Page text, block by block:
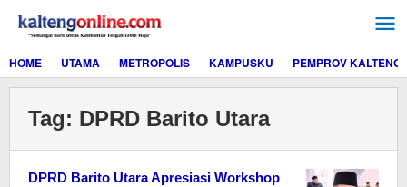
konten
HOME
UTAMA METROPOLIS KAMPUSKU PEMPROV KALTENG
Tag: DPRD Barito Utara
DPRD Barito Utara Apresiasi Workshop